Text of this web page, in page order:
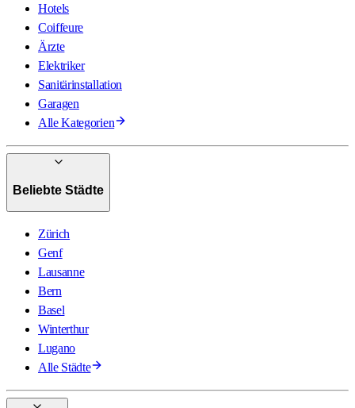
Hotels
Coiffeure
Ärzte
Elektriker
Sanitärinstallation
Garagen
Alle Kategorien
Beliebte Städte
Zürich
Genf
Lausanne
Bern
Basel
Winterthur
Lugano
Alle Städte